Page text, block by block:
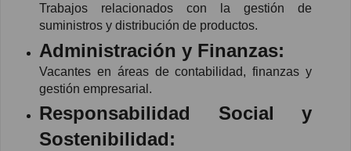
Trabajos relacionados con la gestión de
suministros y distribución de productos.
Administración y Finanzas:
Vacantes en áreas de contabilidad, finanzas y
gestión empresarial.
Responsabilidad Social y
Sostenibilidad: